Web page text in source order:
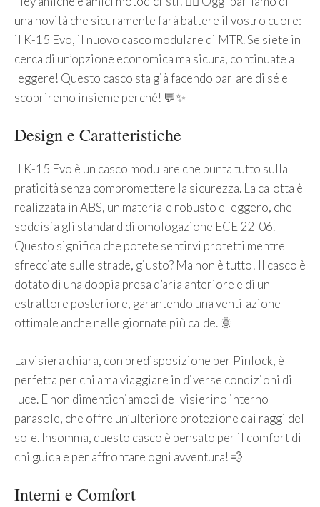
una novità che sicuramente farà battere il vostro cuore:
il K-15 Evo, il nuovo casco modulare di MTR. Se siete in
cerca di un’opzione economica ma sicura, continuate a
leggere! Questo casco sta già facendo parlare di sé e
scopriremo insieme perché! 💬✨
Design e Caratteristiche
Il K-15 Evo è un casco modulare che punta tutto sulla
praticità senza compromettere la sicurezza. La calotta è
realizzata in ABS, un materiale robusto e leggero, che
soddisfa gli standard di omologazione ECE 22-06.
Questo significa che potete sentirvi protetti mentre
sfrecciate sulle strade, giusto? Ma non è tutto! Il casco è
dotato di una doppia presa d’aria anteriore e di un
estrattore posteriore, garantendo una ventilazione
ottimale anche nelle giornate più calde. 🌞
La visiera chiara, con predisposizione per Pinlock, è
perfetta per chi ama viaggiare in diverse condizioni di
luce. E non dimentichiamoci del visierino interno
parasole, che offre un’ulteriore protezione dai raggi del
sole. Insomma, questo casco è pensato per il comfort di
chi guida e per affrontare ogni avventura! 💨
Interni e Comfort